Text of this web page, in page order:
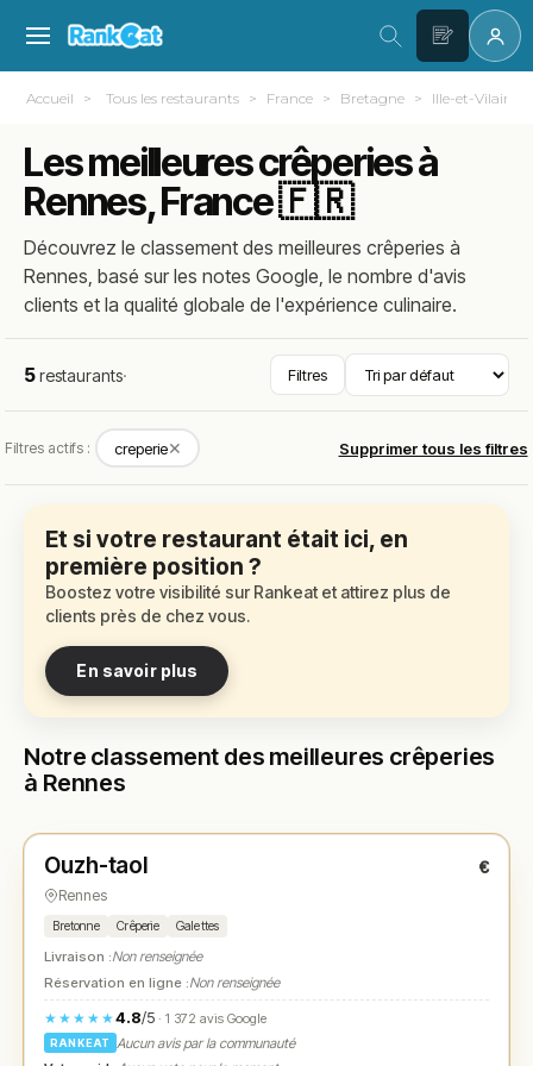
Accueil Tous les restaurants France Bretagne Ille-et-Vilaine
Les meilleures crêperies à
Rennes, France 🇫🇷
Découvrez le classement des meilleures crêperies à
Rennes, basé sur les notes Google, le nombre d'avis
clients et la qualité globale de l'expérience culinaire.
5restaurants· Filtres
Filtres actifs : creperie✕ Supprimer tous les filtres
Et si votre restaurant était ici, en
première position ?
Boostez votre visibilité sur Rankeat et attirez plus de
clients près de chez vous.
En savoir plus
Notre classement des meilleures crêperies
à Rennes
★ N° 1
Ouzh-taol €
Rennes
Bretonne Crêperie Galettes
Livraison :Non renseignée
Réservation en ligne :Non renseignée
★★★★★4.8/5· 1 372 avis Google
RANKEAT
Aucun avis par la communauté